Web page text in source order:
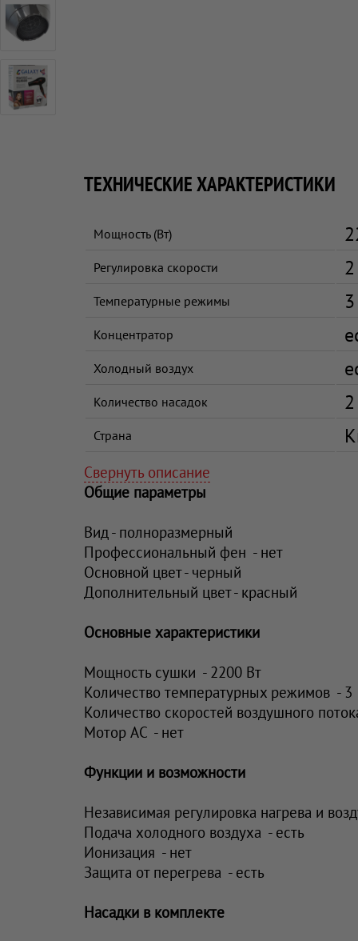
ТЕХНИЧЕСКИЕ ХАРАКТЕРИСТИКИ
Мощность (Вт)
Регулировка скорости 2
Температурные режимы 3
Концентратор
Холодный воздух
Количество насадок 2
Страна
Свернуть описание
Общие параметры
Вид - полноразмерный
Профессиональный фен - нет
Основной цвет - черный
Дополнительный цвет - красный
Основные характеристики
Мощность сушки - 2200 Вт
Количество температурных режимов - 3
Количество скоростей воздушного
Мотор AC - нет
Функции и возможности
Независимая регулировка нагрева и
Подача холодного воздуха - есть
Ионизация - нет
Защита от перегрева - есть
Насадки в комплекте